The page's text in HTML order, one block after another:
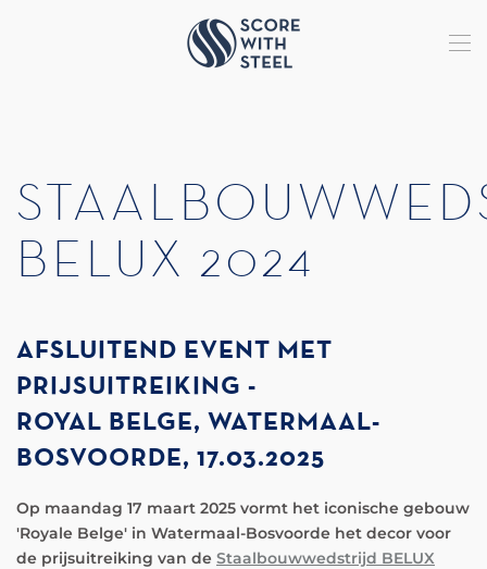
Terug naar hoofdinhoud
BELUX 2024
AFSLUITEND EVENT MET
PRIJSUITREIKING -
ROYAL BELGE, WATERMAAL-
BOSVOORDE, 17.03.2025
Op maandag 17 maart 2025 vormt het iconische gebouw
'Royale Belge' in Watermaal-Bosvoorde het decor voor
de prijsuitreiking van de Staalbouwwedstrijd BELUX